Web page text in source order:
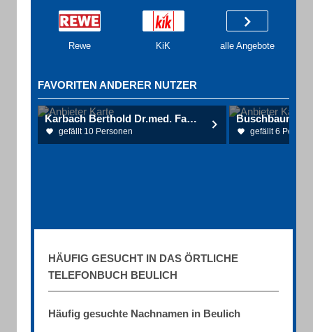
Rewe KiK alle Angebote
FAVORITEN ANDERER NUTZER
Karbach Berthold Dr.med. Facharzt für Allgemeinmedizin
gefällt 10 Personen gefällt 6
HÄUFIG GESUCHT IN DAS ÖRTLICHE
TELEFONBUCH BEULICH
Häufig gesuchte Nachnamen in Beulich